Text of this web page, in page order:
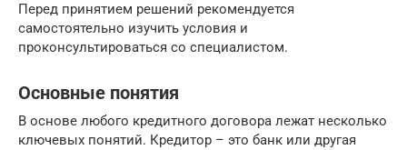
Перед принятием решений рекомендуется
самостоятельно изучить условия и
проконсультироваться со специалистом.
Основные понятия
В основе любого кредитного договора лежат несколько
ключевых понятий. Кредитор – это банк или другая